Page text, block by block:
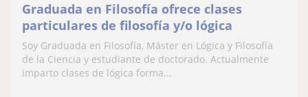
Graduada en Filosofía ofrece clases
particulares de filosofía y/o lógica
Soy Graduada en Filosofía, Máster en Lógica y Filosofía
de la Ciencia y estudiante de doctorado. Actualmente
imparto clases de lógica forma...